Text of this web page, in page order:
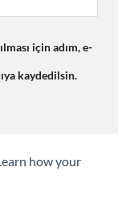
için adım, e-
kaydedilsin.
how your